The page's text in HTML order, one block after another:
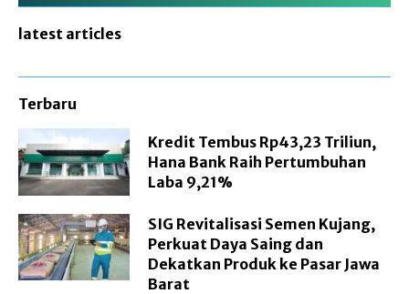
latest articles
Terbaru
Kredit Tembus Rp43,23 Triliun,
Hana Bank Raih Pertumbuhan
Laba 9,21%
SIG Revitalisasi Semen Kujang,
Perkuat Daya Saing dan
Dekatkan Produk ke Pasar Jawa
Barat